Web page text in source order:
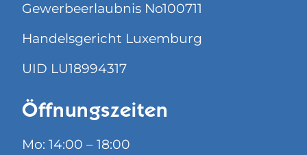
Gewerbeerlaubnis No100711
Handelsgericht Luxemburg
UID LU18994317
Öffnungszeiten
Mo: 14:00 – 18:00